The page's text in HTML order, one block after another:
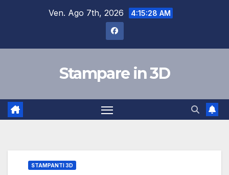
Ven. Ago 7th, 2026 4:15:29 AM
Stampare in 3D
STAMPANTI 3D